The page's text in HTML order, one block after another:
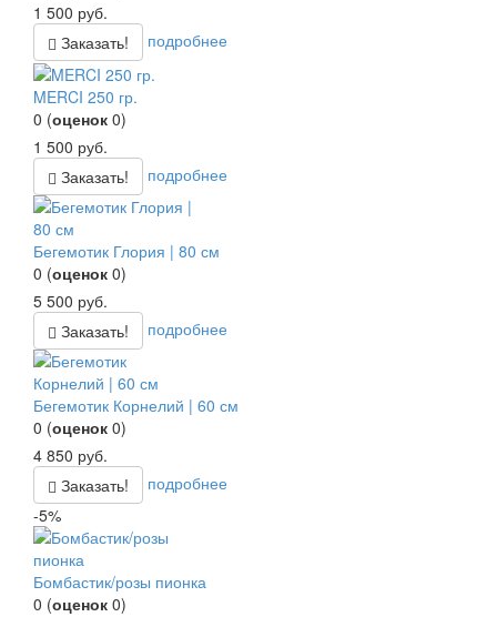
1 500 руб.
Заказать!
подробнее
MERCI 250 гр.
0 (оценок 0)
1 500 руб.
Заказать!
подробнее
Бегемотик Глория | 80 см
0 (оценок 0)
5 500 руб.
Заказать!
подробнее
Бегемотик Корнелий | 60 см
0 (оценок 0)
4 850 руб.
Заказать!
подробнее
-5%
Бомбастик/розы пионка
0 (оценок 0)